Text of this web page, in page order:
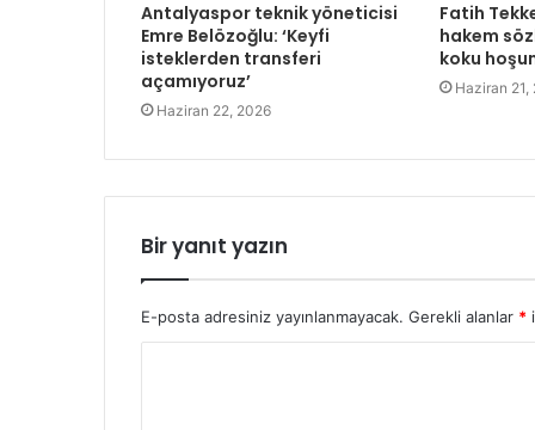
Antalyaspor teknik yöneticisi
Emre Belözoğlu: ‘Keyfi
isteklerden transferi
açamıyoruz’
Haziran 22, 2026
Fatih
hakem
koku
Haziran 21,
Bir yanıt yazın
E-posta adresiniz yayınlanmayacak. Gerekli alanlar *